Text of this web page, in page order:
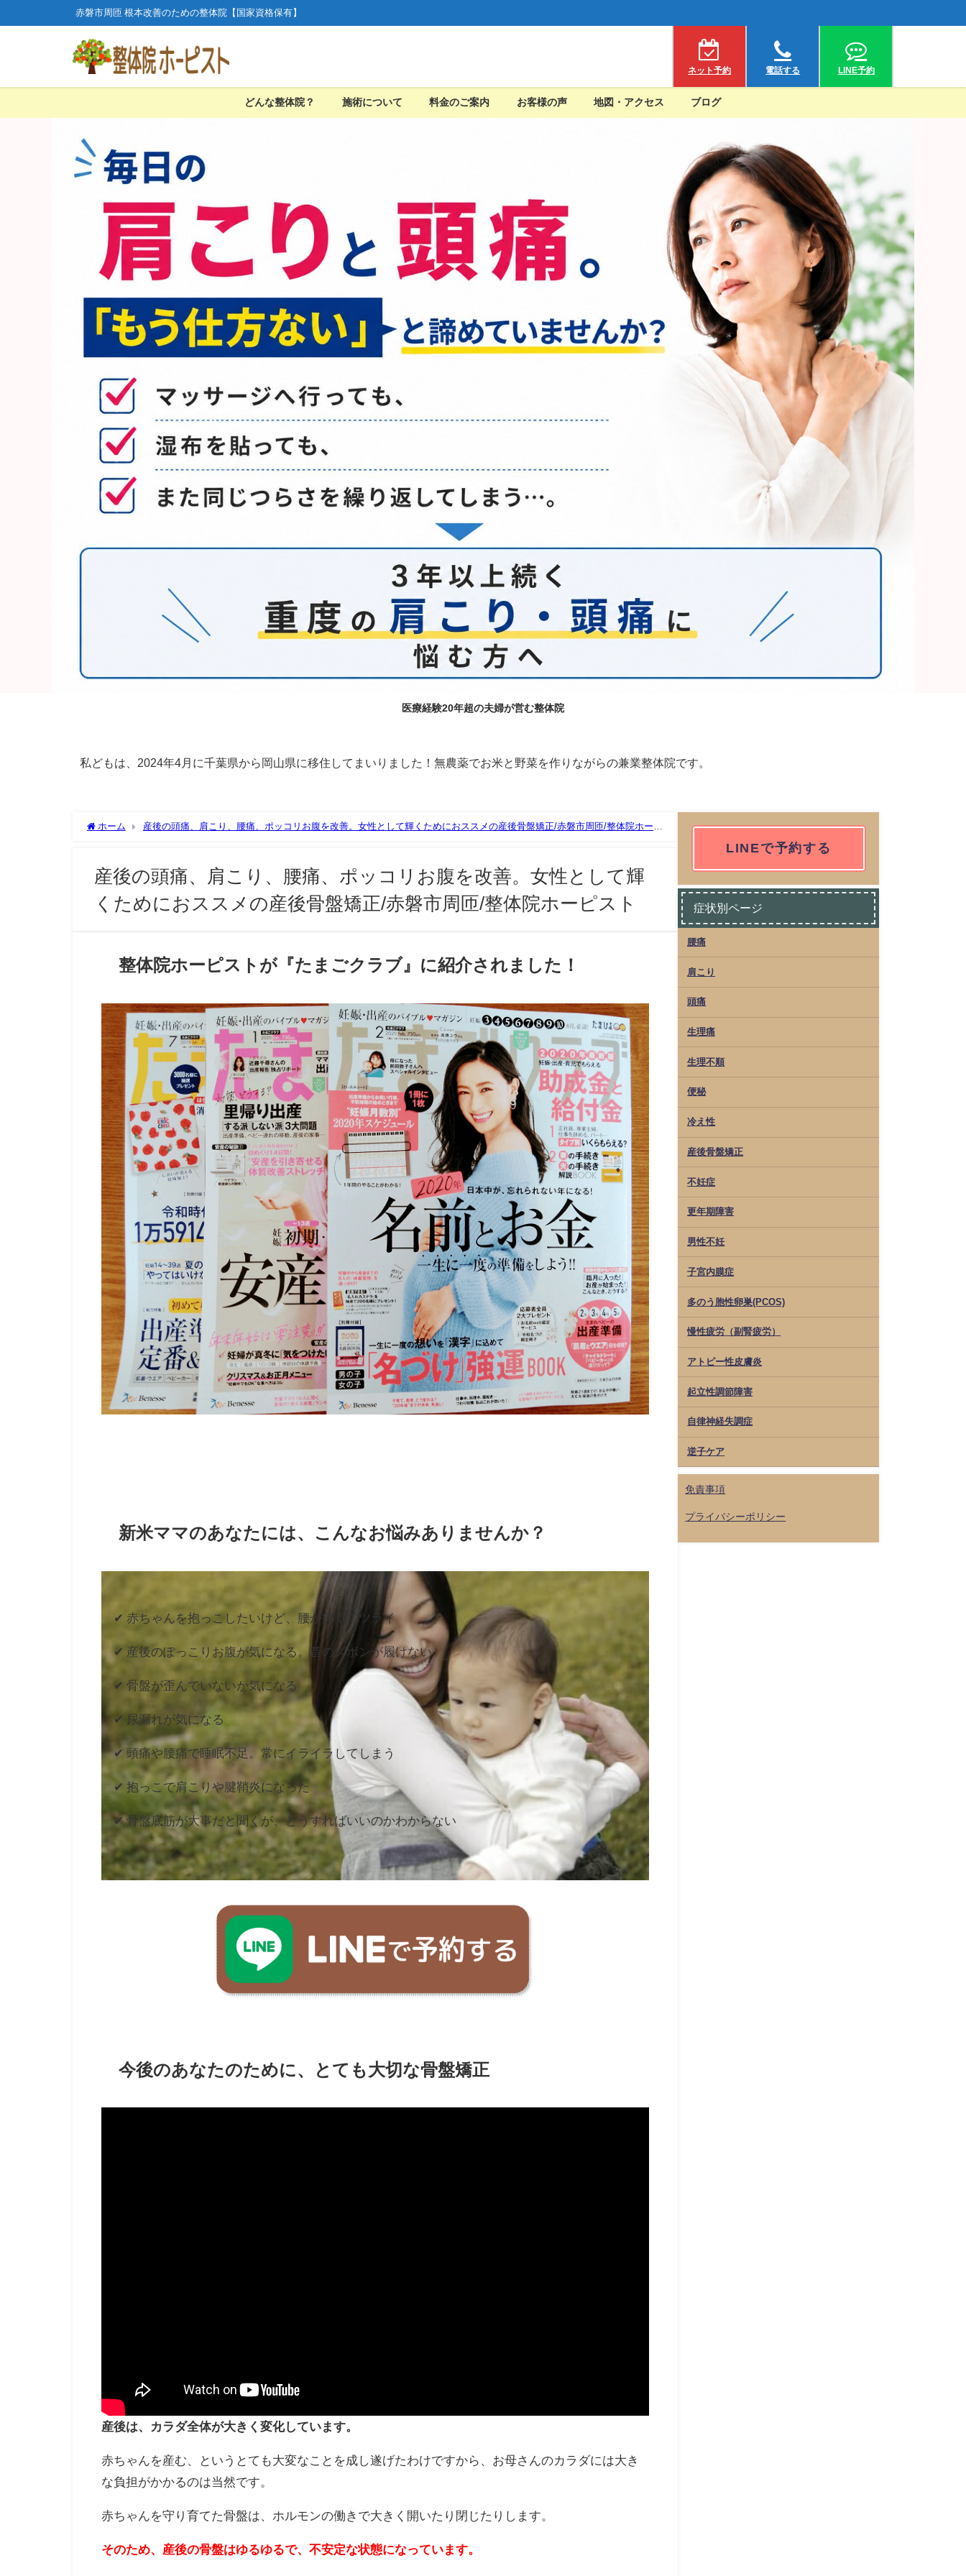
赤磐市周匝 根本改善のための整体院【国家資格保有】
ネット予約 電話する LINE予約
どんな整体院？ 施術について 料金のご案内 お客様の声 地図・アクセス ブログ
医療経験20年超の夫婦が営む整体院
私どもは、2024年4月に千葉県から岡山県に移住してまいりました！無農薬でお米と野菜を作りながらの兼業整体院です。
ホーム
産後の頭痛、肩こり、腰痛、ポッコリお腹を改善。女性として輝くためにおススメの産後骨盤矯正/赤磐市周匝/整体院ホーピ
産後の頭痛、肩こり、腰痛、ポッコリお腹を改善。女性として輝
くためにおススメの産後骨盤矯正/赤磐市周匝/整体院ホーピスト
整体院ホーピストが『たまごクラブ』に紹介されました！
新米ママのあなたには、こんなお悩みありませんか？
✔ 赤ちゃんを抱っこしたいけど、腰が痛くてツライ
✔ 産後のぽっこりお腹が気になる。昔のズボンが履けない
✔ 骨盤が歪んでいないか気になる
✔ 尿漏れが気になる
✔ 頭痛や腰痛で睡眠不足。常にイライラしてしまう
✔ 抱っこで肩こりや腱鞘炎になった
✔ 骨盤底筋が大事だと聞くが、どうすればいいのかわからない
今後のあなたのために、とても大切な骨盤矯正
産後は、カラダ全体が大きく変化しています。
赤ちゃんを産む、というとても大変なことを成し遂げたわけですから、お母さんのカラダには大き
な負担がかかるのは当然です。
赤ちゃんを守り育てた骨盤は、ホルモンの働きで大きく開いたり閉じたりします。
そのため、産後の骨盤はゆるゆるで、不安定な状態になっています。
LINEで予約する
症状別ページ
腰痛
肩こり
頭痛
生理痛
生理不順
便秘
冷え性
産後骨盤矯正
不妊症
更年期障害
男性不妊
子宮内膜症
多のう胞性卵巣(PCOS)
慢性疲労（副腎疲労）
アトピー性皮膚炎
起立性調節障害
自律神経失調症
逆子ケア
免責事項
プライバシーポリシー